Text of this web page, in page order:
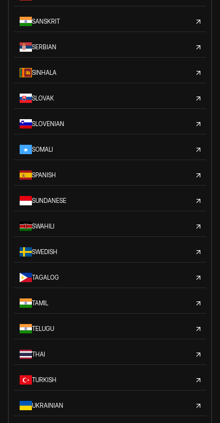
SANSKRIT
SERBIAN
SINHALA
SLOVAK
SLOVENIAN
SOMALI
SPANISH
SUNDANESE
SWAHILI
SWEDISH
TAGALOG
TAMIL
TELUGU
THAI
TURKISH
UKRAINIAN